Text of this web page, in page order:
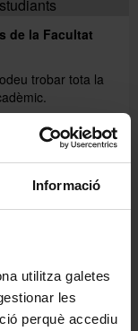
Informació
utilitza galetes
les
perquè accediu
de la Facultat
trobar tota la
pel portal dels
elgrau de
qüestions
de grau, i
i centres